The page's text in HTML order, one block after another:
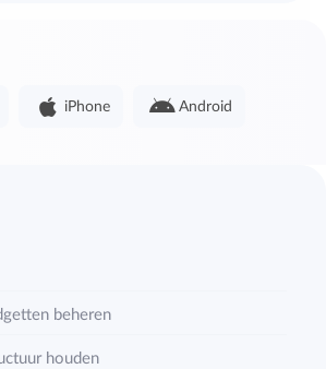
iPhone Android
beheren
houden